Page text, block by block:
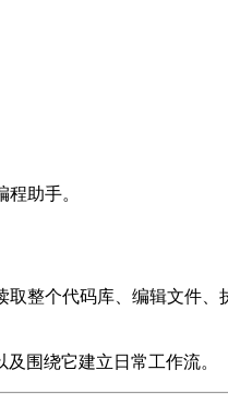
助手。
整个代码库、编辑文件
围绕它建立日常工作流。